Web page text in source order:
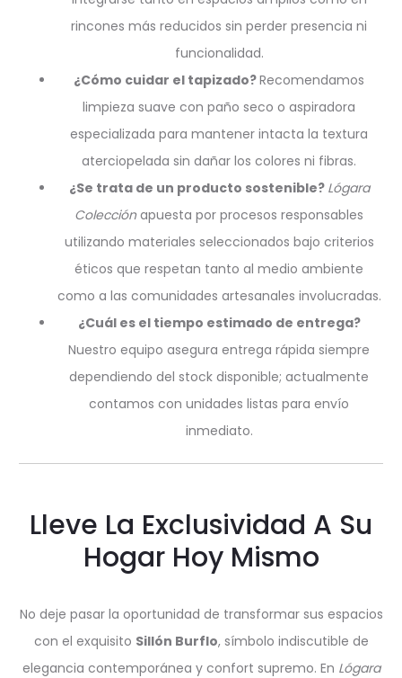
rincones más reducidos sin perder presencia ni
funcionalidad.
¿Cómo cuidar el tapizado?Recomendamos
limpieza suave con paño seco o aspiradora
especializada para mantener intacta la textura
aterciopelada sin dañar los colores ni fibras.
¿Se trata de un producto sostenible? Lógara
Colecciónapuesta por procesos responsables
utilizando materiales seleccionados bajo criterios
éticos que respetan tanto al medio ambiente
como a las comunidades artesanales involucradas.
¿Cuál es el tiempo estimado de entrega?
Nuestro equipo asegura entrega rápida siempre
dependiendo del stock disponible; actualmente
contamos con unidades listas para envío
inmediato.
Lleve La Exclusividad A Su
Hogar Hoy Mismo
No deje pasar la oportunidad de transformar sus espacios
con el exquisito Sillón Burflo, símbolo indiscutible de
elegancia contemporánea y confort supremo. En Lógara